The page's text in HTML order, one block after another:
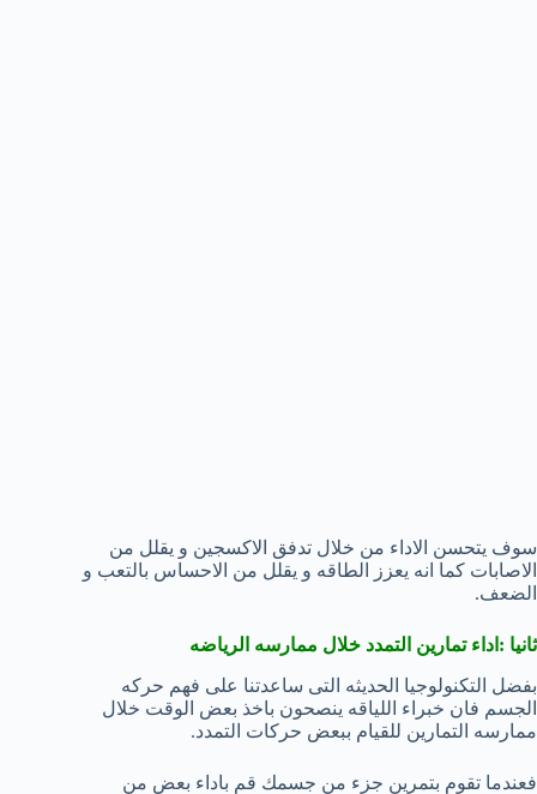
سوف يتحسن الاداء من خلال تدفق الاكسجين و يقلل من
الاصابات كما انه يعزز الطاقه و يقلل من الاحساس بالتعب و
الضعف.
ثانيا :اداء تمارين التمدد خلال ممارسه الرياضه
بفضل التكنولوجيا الحديثه التى ساعدتنا على فهم حركه
الجسم فان خبراء اللياقه ينصحون باخذ بعض الوقت خلال
ممارسه التمارين للقيام ببعض حركات التمدد.
فعندما تقوم بتمرين جزء من جسمك قم باداء بعض من